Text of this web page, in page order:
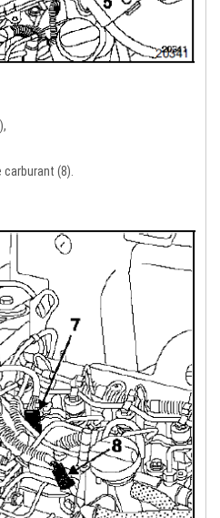
carburant (8).